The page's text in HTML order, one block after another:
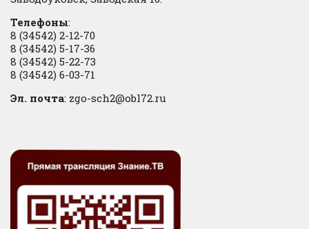
Телефоны:
8 (34542) 2-12-70
8 (34542) 5-17-36
8 (34542) 5-22-73
8 (34542) 6-03-71
Эл. почта: zgo-sch2@obl72.ru